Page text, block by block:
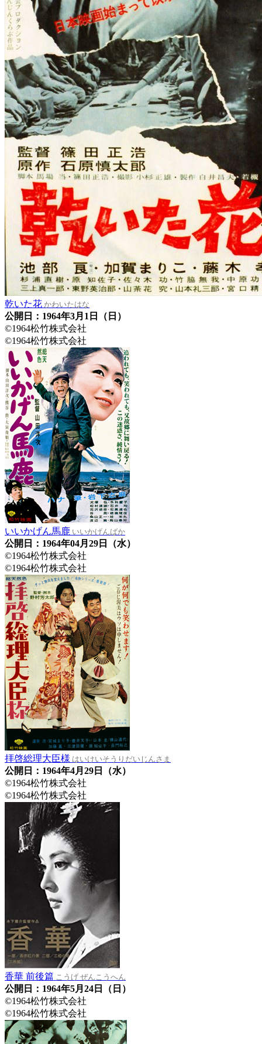
乾いた花 かわいたはな
公開日：1964年3月1日（日）
©1964松竹株式会社
©1964松竹株式会社
いいかげん馬鹿 いいかげんばか
公開日：1964年04月29日（水）
©1964松竹株式会社
©1964松竹株式会社
拝啓総理大臣様 はいけいそうりだいじんさま
公開日：1964年4月29日（水）
©1964松竹株式会社
©1964松竹株式会社
香華 前後篇 こうげ ぜんこうへん
公開日：1964年5月24日（日）
©1964松竹株式会社
©1964松竹株式会社